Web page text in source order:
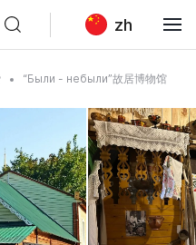
zh
“Были - небыли”故居博物馆